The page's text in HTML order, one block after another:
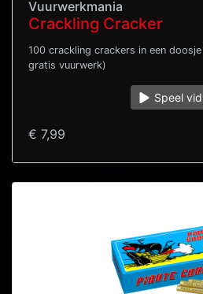
Vuurwerkmania
Crackling Cracker
100 crackling crackers in een
gratis vuurwerk)
Speel
€ 7,99